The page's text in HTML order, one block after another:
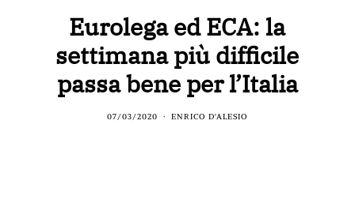
Eurolega ed ECA: la
settimana più difficile
passa bene per l’Italia
07/03/2020 ENRICO D'ALESIO